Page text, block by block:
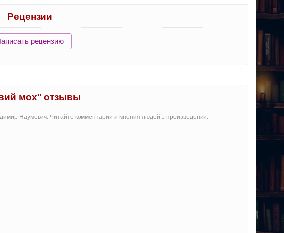
Рецензии
рецензию
мох" отзывы
Наумович. Читайте комментарии и мнения людей о произведении.